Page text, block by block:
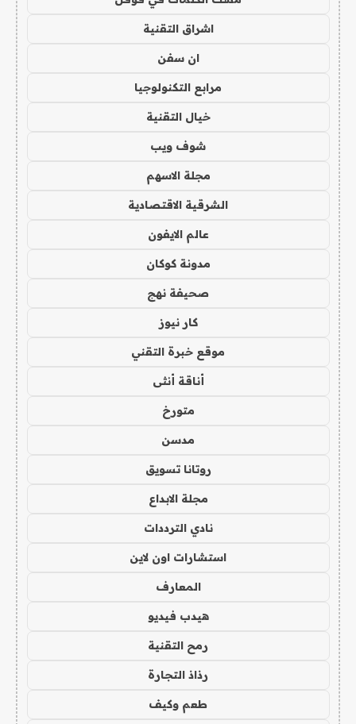
اشراق التقنية
ان سفن
مرابع التكنولوجيا
خيال التقنية
شوف ويب
مجلة الاسهم
الشرقية الاقتصادية
عالم الايفون
مدونة كوكان
صحيفة نهج
كار نيوز
موقع خبرة التقني
أناقة أنثى
متورخ
مدسن
روتانا تسويق
مجلة الابداع
نادي الترددات
استشارات اون لاين
المعارف
هيدب فيديو
رمح التقنية
رذاذ التجارة
طعم وكيف